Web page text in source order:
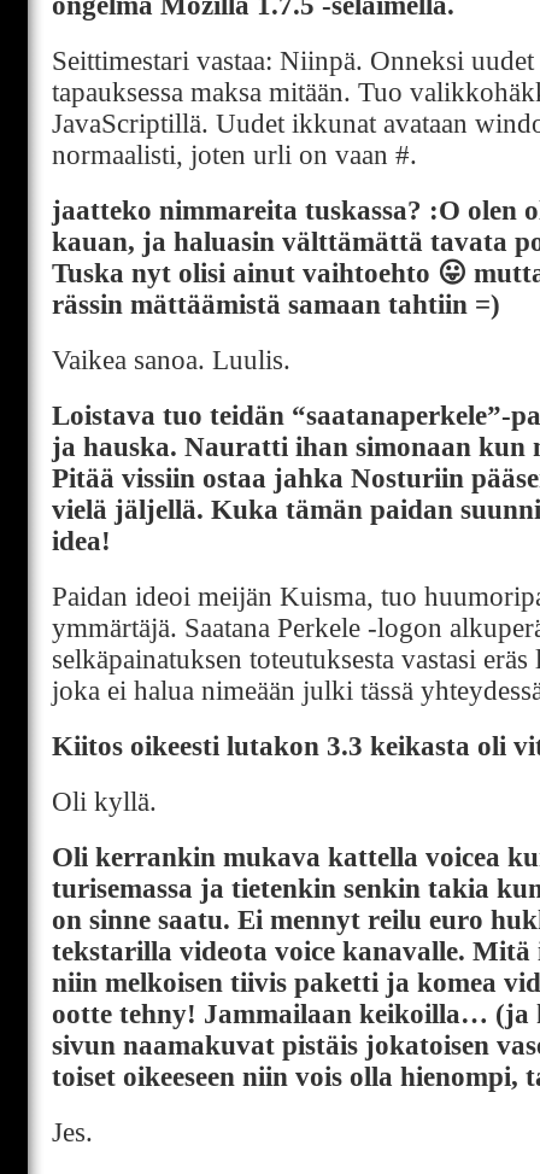
Seittimestari vastaa: Niinpä. Onneksi
tapauksessa maksa mitään. Tuo
JavaScriptillä. Uudet ikkunat avataan
normaalisti, joten urli on vaan #.
jaatteko nimmareita tuskassa? :O olen
kauan, ja haluasin välttämättä tavata
Tuska nyt olisi ainut vaihtoehto 😛
rässin mättäämistä samaan tahtiin =)
Vaikea sanoa. Luulis.
Loistava tuo teidän “saatanaperkele”-
ja hauska. Nauratti ihan simonaan kun
Pitää vissiin ostaa jahka Nosturiin
vielä jäljellä. Kuka tämän paidan
idea!
Paidan ideoi meijän Kuisma, tuo
ymmärtäjä. Saatana Perkele -logon
selkäpainatuksen toteutuksesta vastasi
joka ei halua nimeään julki tässä
Kiitos oikeesti lutakon 3.3 keikasta oli
Oli kyllä.
Oli kerrankin mukava kattella voicea
turisemassa ja tietenkin senkin takia
on sinne saatu. Ei mennyt reilu euro
tekstarilla videota voice kanavalle. Mitä
niin melkoisen tiivis paketti ja komea
ootte tehny! Jammailaan keikoilla… (ja
sivun naamakuvat pistäis jokatoisen
toiset oikeeseen niin vois olla hienompi,
Jes.